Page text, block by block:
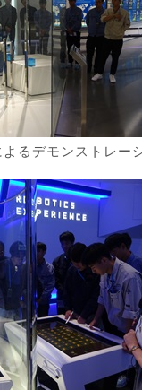
るデモンストレー